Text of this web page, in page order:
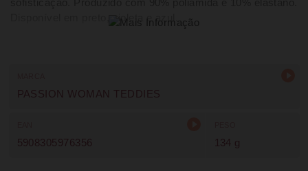
Disponível em preto, violeta e azul.
PASSION WOMAN TEDDIES
5908305976356 134 g